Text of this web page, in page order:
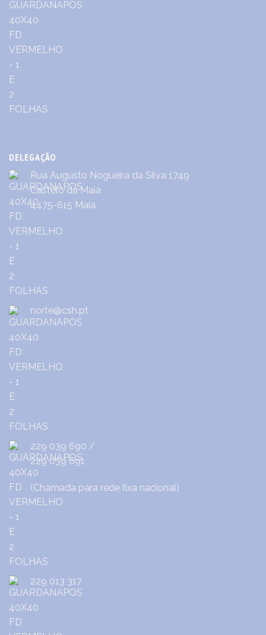
DELEGAÇÃO
Rua Augusto Nogueira da Silva 1749
Castêlo da Maia
4475-615 Maia
norte@csh.pt
229 039 690 /
229 039 691
(Chamada para rede fixa nacional)
229 013 317